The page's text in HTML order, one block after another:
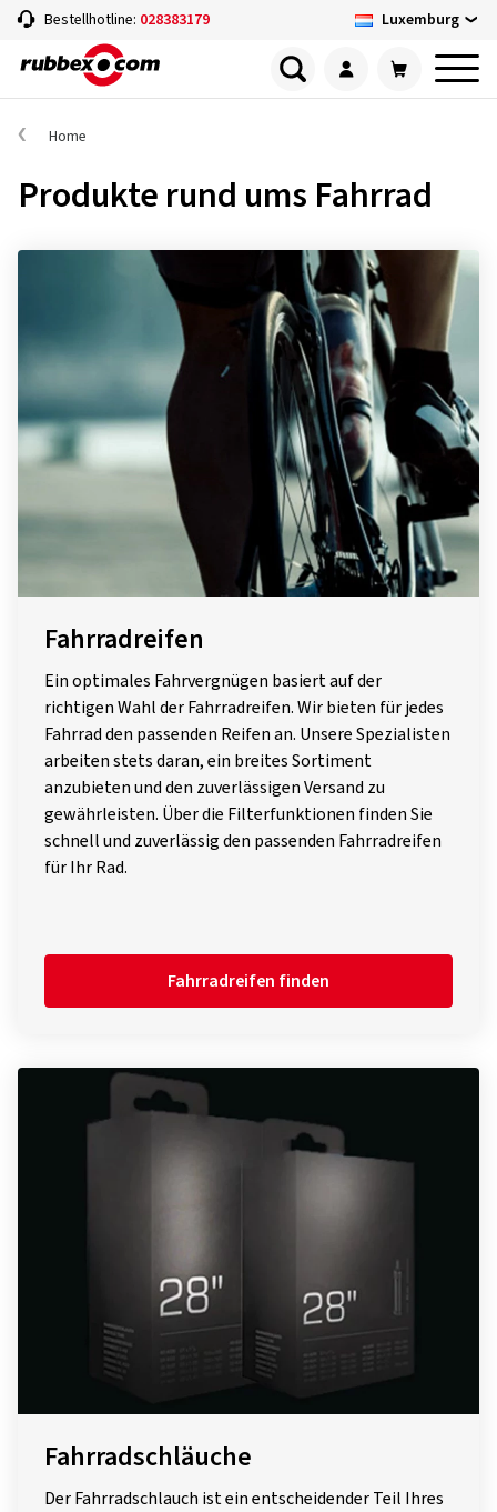
Bestellhotline: 028383179 Luxemburg
Home
Produkte rund ums Fahrrad
Fahrradreifen
Ein optimales Fahrvergnügen basiert auf der
richtigen Wahl der Fahrradreifen. Wir bieten für jedes
Fahrrad den passenden Reifen an. Unsere Spezialisten
arbeiten stets daran, ein breites Sortiment
anzubieten und den zuverlässigen Versand zu
gewährleisten. Über die Filterfunktionen finden Sie
schnell und zuverlässig den passenden Fahrradreifen
für Ihr Rad.
Fahrradreifen finden
Fahrradschläuche
Der Fahrradschlauch ist ein entscheidender Teil Ihres